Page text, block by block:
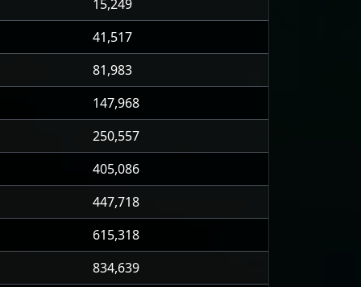
15,249
41,517
81,983
147,968
250,557
405,086
447,718
615,318
834,639